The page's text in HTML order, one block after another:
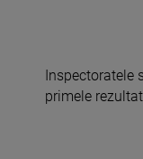
Inspectoratele
primele